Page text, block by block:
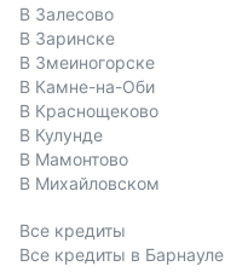
В Залесово
В Заринске
В Змеиногорске
В Камне-на-Оби
В Краснощеково
В Кулунде
В Мамонтово
В Михайловском
Все кредиты
Все кредиты в Барнауле